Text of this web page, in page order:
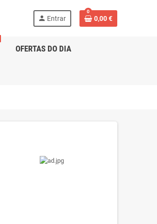
person Entrar
0
0,00 €
OFERTAS DO DIA